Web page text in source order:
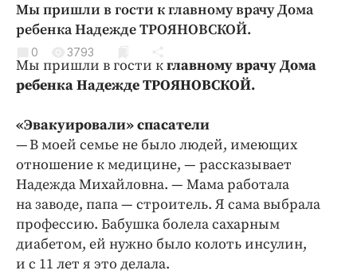
Благоустройство
Криминал
Культура
Недвижимость и ЖКХ
Образование
Общество
Погода
Праздники
Происшествия
Спорт
Экономика и бизнес
Мы пришли в гости к главному врачу Дома
ребенка Надежде ТРОЯНОВСКОЙ.
0 3793
Мы пришли в гости кглавному врачу Дома
ребенка Надежде ТРОЯНОВСКОЙ.
«Эвакуировали» спасатели
— В моей семье не было людей, имеющих
отношение к медицине, — рассказывает
Надежда Михайловна. — Мама работала
на заводе, папа — строитель. Я сама выбрала
профессию. Бабушка болела сахарным
диабетом, ей нужно было колоть инсулин,
и с 11 лет я это делала.